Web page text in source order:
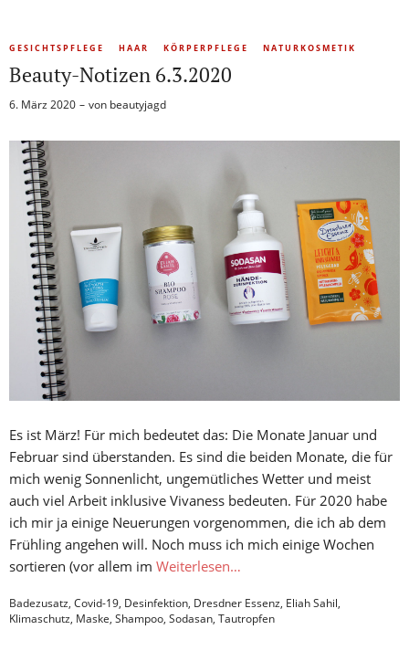
GESICHTSPFLEGE HAAR KÖRPERPFLEGE NATURKOSMETIK
Beauty-Notizen 6.3.2020
6. März 2020 von beautyjagd
Es ist März! Für mich bedeutet das: Die Monate Januar und
Februar sind überstanden. Es sind die beiden Monate, die für
mich wenig Sonnenlicht, ungemütliches Wetter und meist
auch viel Arbeit inklusive Vivaness bedeuten. Für 2020 habe
ich mir ja einige Neuerungen vorgenommen, die ich ab dem
Frühling angehen will. Noch muss ich mich einige Wochen
sortieren (vor allem im Weiterlesen…
Badezusatz, Covid-19, Desinfektion, Dresdner Essenz, Eliah Sahil,
Klimaschutz, Maske, Shampoo, Sodasan, Tautropfen